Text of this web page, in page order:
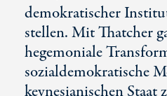
demokratischer
stellen. Mit Thatcher
hegemoniale
sozialdemokratische